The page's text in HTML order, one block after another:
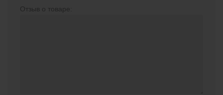
Отзыв о товаре: